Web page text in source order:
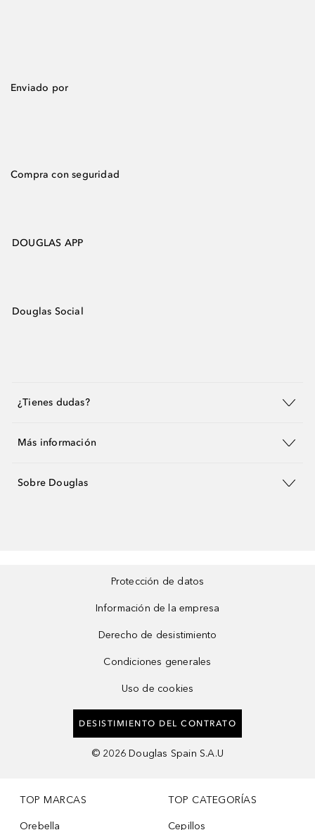
Enviado por
Compra con seguridad
DOUGLAS APP
Douglas Social
¿Tienes dudas?
Más información
Sobre Douglas
Protección de datos
Información de la empresa
Derecho de desistimiento
Condiciones generales
Uso de cookies
DESISTIMIENTO DEL CONTRATO
© 2026 Douglas Spain S.A.U
TOP MARCAS
Orebella
TOP CATEGORÍAS
Cepillos